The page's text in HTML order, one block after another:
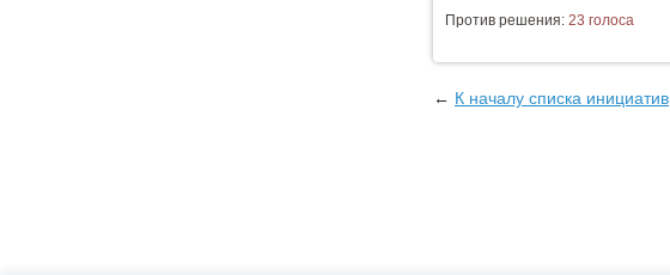
Против решения: 23 голоса
← К началу списка инициатив